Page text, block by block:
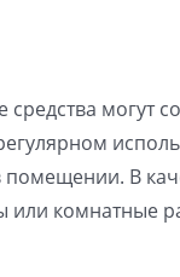
могут
В
или комнатные